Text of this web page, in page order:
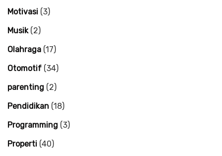
Motivasi (3)
Musik(2)
Olahraga (17)
Otomotif (34)
parenting (2)
Pendidikan (18)
Programming (3)
Properti (40)